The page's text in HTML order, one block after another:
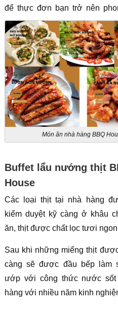
để thực đơn bạn trở nên
Món ăn nhà hàng BBQ
Buffet lẩu nướng thịt
House
Các loại thịt tại nhà hàng
kiểm duyệt kỹ càng ở khâu
ăn, thịt được chất lọc tươi
Sau khi những miếng thịt
càng sẽ được đầu bếp làm
ướp với công thức nước sốt
hàng với nhiều năm kinh